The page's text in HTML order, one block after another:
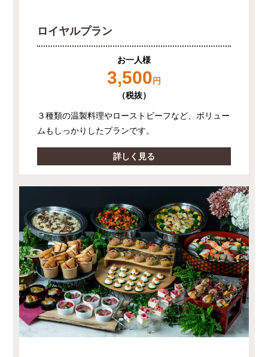
ロイヤルプラン
お一人様
3,500 円
（税抜）
３種類の温製料理やローストビーフなど、ボリュー
ムもしっかりしたプランです。
詳しく見る